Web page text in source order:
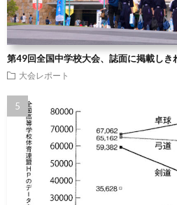
第49回全国中学校大会、誌面に掲載しき
大会レポート